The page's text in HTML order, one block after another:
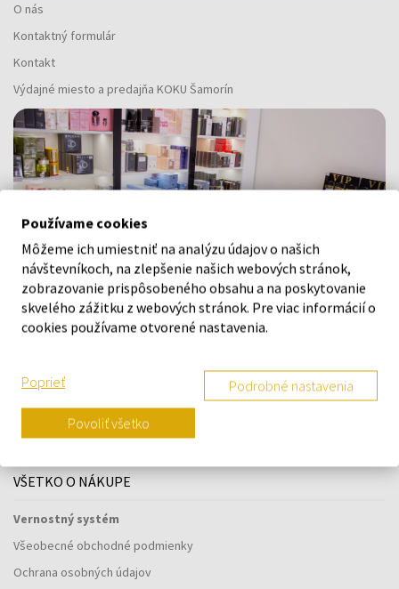
O nás
Kontaktný formulár
Kontakt
Výdajné miesto a predajňa KOKU Šamorín
Navštívte našu predajňu v Šamoríne
Na Bratislavskej 64/76, Šamorín, 931 01
VŠETKO O NÁKUPE
Vernostný systém
Všeobecné obchodné podmienky
Ochrana osobných údajov
Používame cookies
Môžeme ich umiestniť na analýzu údajov o našich
návštevníkoch, na zlepšenie našich webových stránok,
zobrazovanie prispôsobeného obsahu a na poskytovanie
skvelého zážitku z webových stránok. Pre viac informácií o
cookies používame otvorené nastavenia.
Poprieť Podrobné nastavenia
Povoliť všetko